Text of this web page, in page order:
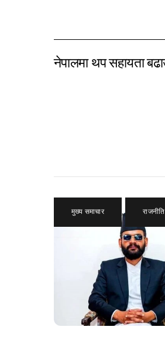
नेपालमा थप सहायता
मुख्य समाचार , राजनीति